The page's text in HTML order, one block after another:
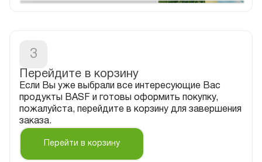
3
Если Вы уже выбрали все интересующие Вас
продукты BASF и готовы оформить покупку,
пожалуйста, перейдите в корзину для завершения
заказа.
Перейти в корзину